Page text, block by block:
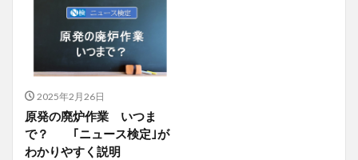
2025年2月26日
原発の廃炉作業 いつま
で？ ｢ニュース検定｣が
わかりやすく説明